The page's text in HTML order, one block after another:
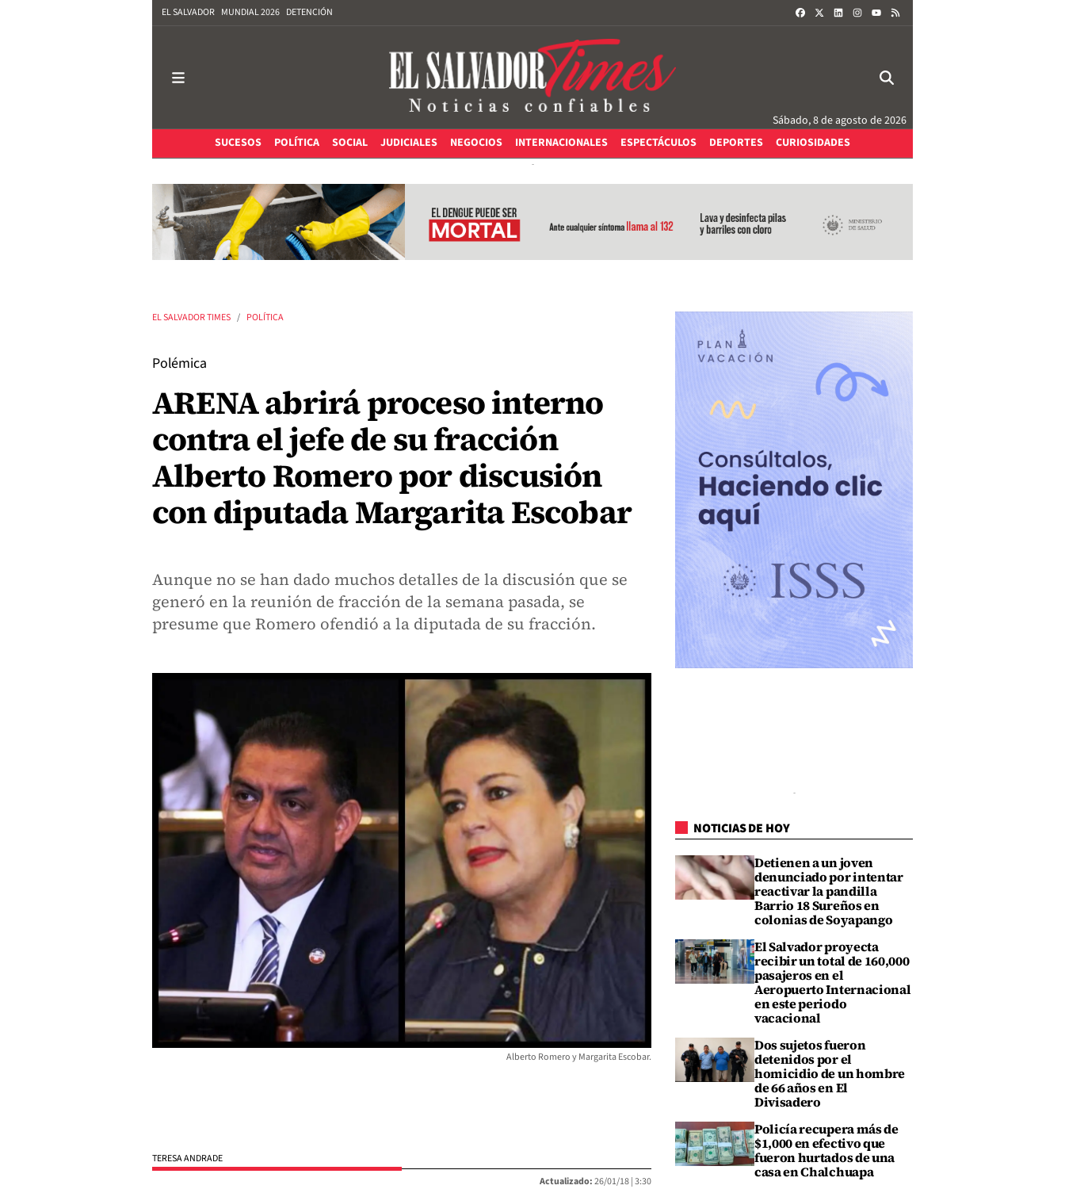
EL SALVADOR MUNDIAL 2026 DETENCIÓN FACEBOOKLINKEDININSTAGRAM
Sábado, 8 de agosto de 2026
SUCESOS
POLÍTICA SOCIAL JUDICIALES NEGOCIOS INTERNACIONALES ESPECTÁCULOS DEPORTES CURIOSIDADES
EL SALVADOR TIMES POLÍTICA
Polémica
ARENA abrirá proceso interno
contra el jefe de su fracción
Alberto Romero por discusión
con diputada Margarita Escobar
Aunque no se han dado muchos detalles de la discusión que se
generó en la reunión de fracción de la semana pasada, se
presume que Romero ofendió a la diputada de su fracción.
Alberto Romero y Margarita Escobar.
TERESA ANDRADE
Actualizado:26/01/18 |3:30
NOTICIAS DE HOY
Detienen a un joven
denunciado por intentar
reactivar la pandilla
Barrio 18 Sureños en
colonias de Soyapango
El Salvador proyecta
recibir un total de 160,000
pasajeros en el
Aeropuerto Internacional
en este periodo
vacacional
Dos sujetos fueron
detenidos por el
homicidio de un hombre
de 66 años en El
Divisadero
Policía recupera más de
$1,000 en efectivo que
fueron hurtados de una
casa en Chalchuapa